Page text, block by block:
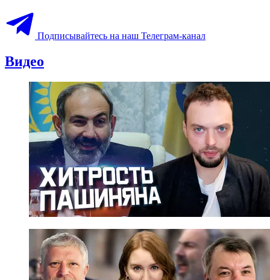
Подписывайтесь на наш Телеграм-канал
Видео